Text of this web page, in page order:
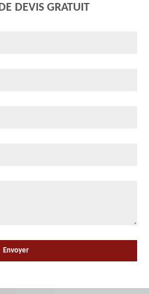
DEVIS GRATUIT